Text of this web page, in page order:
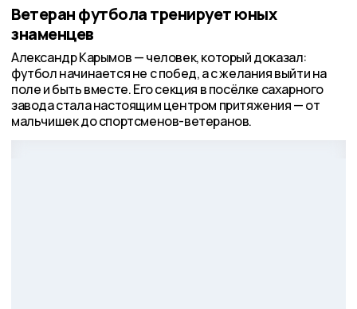
Ветеран футбола тренирует юных
знаменцев
Александр Карымов — человек, который доказал:
футбол начинается не с побед, а с желания выйти на
поле и быть вместе. Его секция в посёлке сахарного
завода стала настоящим центром притяжения — от
мальчишек до спортсменов-ветеранов.